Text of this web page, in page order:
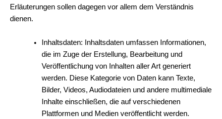
Erläuterungen sollen dagegen vor allem dem Verständnis
dienen.
Inhaltsdaten: Inhaltsdaten umfassen Informationen,
die im Zuge der Erstellung, Bearbeitung und
Veröffentlichung von Inhalten aller Art generiert
werden. Diese Kategorie von Daten kann Texte,
Bilder, Videos, Audiodateien und andere multimediale
Inhalte einschließen, die auf verschiedenen
Plattformen und Medien veröffentlicht werden.